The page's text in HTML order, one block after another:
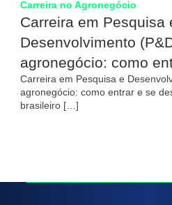
Carreira no Agronegócio
Carreira em Pesquisa
Desenvolvimento
agronegócio: como
Carreira em Pesquisa e
agronegócio: como entrar e se
brasileiro […]